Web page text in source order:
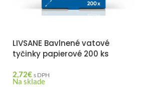
LIVSANE Bavlnené vatové
tyčinky papierové 200 ks
2,72€ s DPH
Na sklade